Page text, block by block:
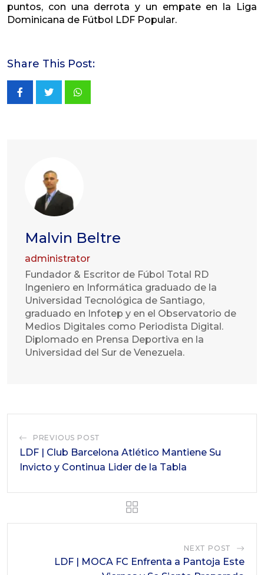
puntos, con una derrota y un empate en la Liga
Dominicana de Fútbol LDF Popular.
Share This Post:
Whatsapp
Malvin Beltre
administrator
Fundador & Escritor de Fúbol Total RD
Ingeniero en Informática graduado de la
Universidad Tecnológica de Santiago,
graduado en Infotep y en el Observatorio de
Medios Digitales como Periodista Digital.
Diplomado en Prensa Deportiva en la
Universidad del Sur de Venezuela.
PREVIOUS POST
LDF | Club Barcelona Atlético Mantiene Su
Invicto y Continua Lider de la Tabla
NEXT POST
LDF | MOCA FC Enfrenta a Pantoja Este